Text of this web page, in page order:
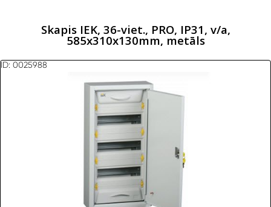
Skapis IEK, 36-viet., PRO, IP31, v/a,
585x310x130mm, metāls
ID: 0025988